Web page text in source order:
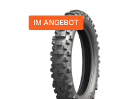
IM ANGEBOT